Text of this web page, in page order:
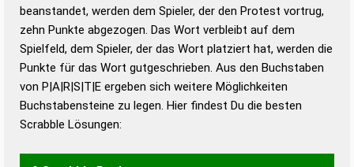
Duden – Standardwerk in 12 Bänden
Duden – Richtiges und gutes
Deutsch
Duden – Die deutsche Grammatik
Duden – Deutsches
beanstandet, werden dem Spieler, der den Protest vortrug,
zehn Punkte abgezogen. Das Wort verbleibt auf dem
Spielfeld, dem Spieler, der das Wort platziert hat, werden die
Punkte für das Wort gutgeschrieben. Aus den Buchstaben
von P|A|R|S|T|E ergeben sich weitere Möglichkeiten
Buchstabensteine zu legen. Hier findest Du die besten
Scrabble Lösungen: